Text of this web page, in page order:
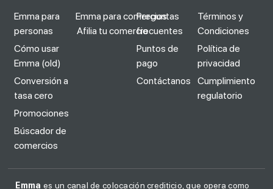
Emma para
personas
Cómo usar
Emma (old)
Conversión a
tasa cero
Promociones
Búscador de
comercios
Emma para comercios
Afilia tu comercio
Preguntas
frecuentes
Puntos de
pago
Contáctanos
Términos y
Condiciones
Política de
privacidad
Cumplimiento
regulatorio
Emma es un canal de colocación crediticio, que opera como